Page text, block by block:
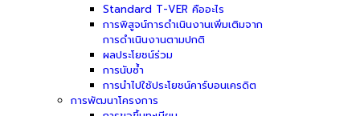
Standard T-VER คืออะไร
การพิสูจน์การดำเนินงานเพิ่มเติมจาก
การดำเนินงานตามปกติ
ผลประโยชน์ร่วม
การนับซ้ำ
การนำไปใช้ประโยชน์คาร์บอนเครดิต
การพัฒนาโครงการ